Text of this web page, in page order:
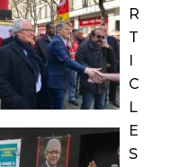
R
T
I
C
L
E
S